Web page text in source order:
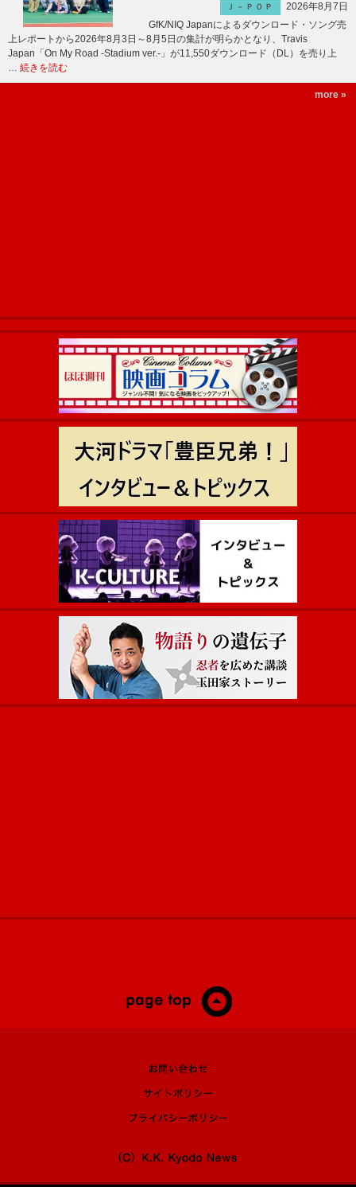
Ｊ－ＰＯＰ
2026年8月7日
GfK/NIQ Japanによるダウンロード・ソング売
上レポートから2026年8月3日～8月5日の集計が明らかとなり、Travis
Japan「On My Road -Stadium ver.-」が11,550ダウンロード（DL）を売り上
… 続きを読む
more »